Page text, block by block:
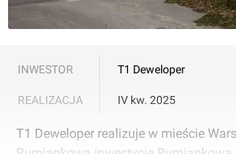
INWESTOR T1 Deweloper
REALIZACJA IV kw. 2025
T1 Deweloper realizuje w mieście